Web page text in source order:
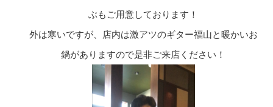
ぶもご用意しております！
外は寒いですが、店内は激アツのギター福山と暖かいお
鍋がありますので是非ご来店ください！